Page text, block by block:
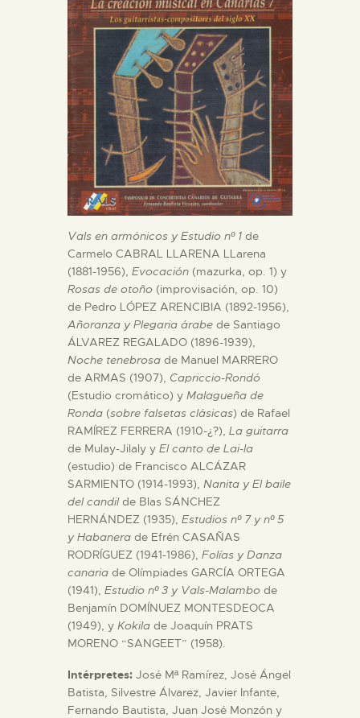
ESPAÑOL
PREPARAR LA VISITA
ACTIVIDADES
█
EL MUSEO
COLECCIONES
DIDÁCTICA
ESPAÑOL
Vals en armónicos y Estudio nº 1 de
Carmelo CABRAL LLARENA LLarena
(1881-1956), Evocación (mazurka, op. 1) y
Rosas de otoño (improvisación, op. 10)
de Pedro LÓPEZ ARENCIBIA (1892-1956),
Añoranza y Plegaria árabe de Santiago
ÁLVAREZ REGALADO (1896-1939),
Noche tenebrosa de Manuel MARRERO
de ARMAS (1907), Capriccio-Rondó
(Estudio cromático) y Malagueña de
Ronda (sobre falsetas clásicas) de Rafael
RAMÍREZ FERRERA (1910-¿?), La guitarra
de Mulay-Jilaly y El canto de Lai-la
(estudio) de Francisco ALCÁZAR
SARMIENTO (1914-1993), Nanita y El baile
del candilde Blas SÁNCHEZ
HERNÁNDEZ (1935), Estudios nº 7 y nº 5
y Habanera de Efrén CASAÑAS
RODRÍGUEZ (1941-1986), Folías y Danza
canaria de Olímpiades GARCÍA ORTEGA
(1941), Estudio nº 3 y Vals-Malambo de
Benjamín DOMÍNUEZ MONTESDEOCA
(1949), y Kokila de Joaquín PRATS
MORENO “SANGEET” (1958).
Intérpretes: José Mª Ramírez, José Ángel
Batista, Silvestre Álvarez, Javier Infante,
Fernando Bautista, Juan José Monzón y